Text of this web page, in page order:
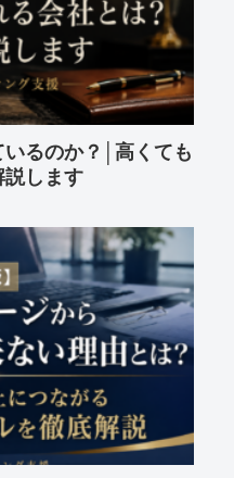
るのか？│高くても
説します